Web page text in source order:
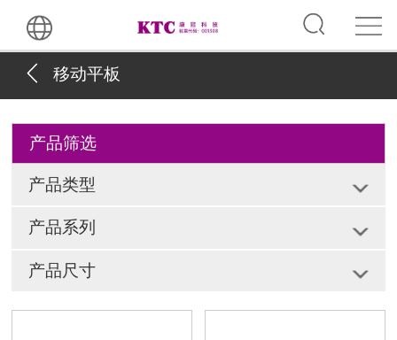
移动平板
产品筛选
产品类型
产品系列
产品尺寸